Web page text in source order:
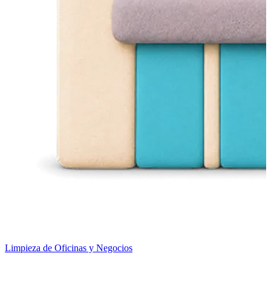
Limpieza de Oficinas y Negocios